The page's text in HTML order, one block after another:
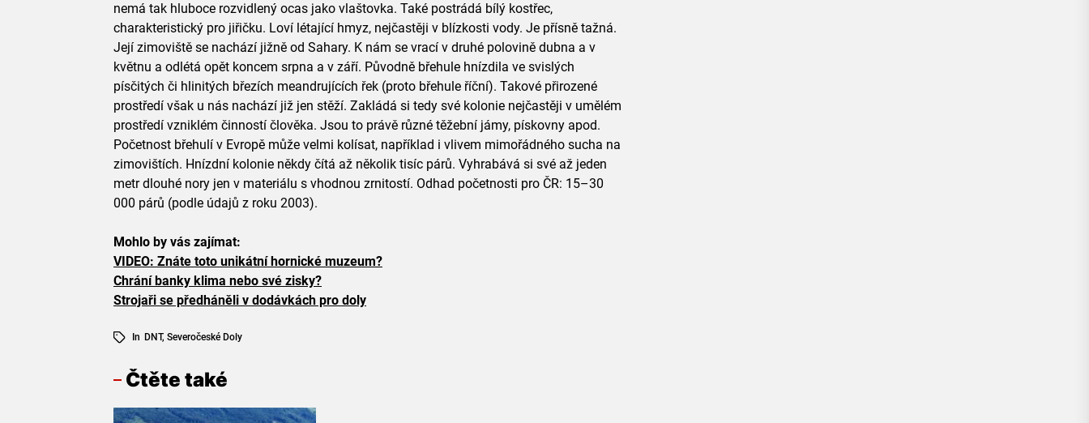
nemá tak hluboce rozvidlený ocas jako vlaštovka. Také postrádá bílý kostřec,
charakteristický pro jiřičku. Loví létající hmyz, nejčastěji v blízkosti vody. Je přísně tažná.
Její zimoviště se nachází jižně od Sahary. K nám se vrací v druhé polovině dubna a v
květnu a odlétá opět koncem srpna a v září. Původně břehule hnízdila ve svislých
písčitých či hlinitých březích meandrujících řek (proto břehule říční). Takové přirozené
prostředí však u nás nachází již jen stěží. Zakládá si tedy své kolonie nejčastěji v umělém
prostředí vzniklém činností člověka. Jsou to právě různé těžební jámy, pískovny apod.
Početnost břehulí v Evropě může velmi kolísat, například i vlivem mimořádného sucha na
zimovištích. Hnízdní kolonie někdy čítá až několik tisíc párů. Vyhrabává si své až jeden
metr dlouhé nory jen v materiálu s vhodnou zrnitostí. Odhad početnosti pro ČR: 15–30
000 párů (podle údajů z roku 2003).
Mohlo by vás zajímat:
VIDEO: Znáte toto unikátní hornické muzeum?
Chrání banky klima nebo své zisky?
Strojaři se předháněli v dodávkách pro doly
In DNT, Severočeské Doly
Čtěte také